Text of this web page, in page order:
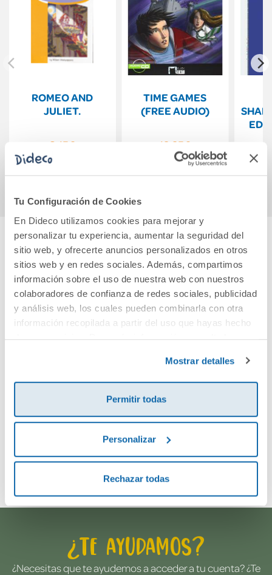
Tu Configuración de Cookies
En Dideco utilizamos cookies para mejorar y
personalizar tu experiencia, aumentar la seguridad del
sitio web, y ofrecerte anuncios personalizados en otros
sitios web y en redes sociales. Además, compartimos
información sobre el uso de nuestra web con nuestros
colaboradores de confianza de redes sociales, publicidad
y análisis web, los cuales pueden combinarla con otra
información recopilada a partir del uso que hayas hecho
Mostrar detalles
Permitir todas
Personalizar
Rechazar todas
ROMEO AND
JULIET.
8,15€
TIME GAMES
(FREE AUDIO)
12,25€
Comprar
Cuéntanos tu opinión
¡Sé el primero en valorar este producto!
Envía tu opinión
¿Te ayudamos?
¿Necesitas que te ayudemos a acceder a tu cuenta? ¿Te